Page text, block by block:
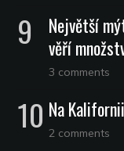
Největší
věří
3 comments
Na
2 comments